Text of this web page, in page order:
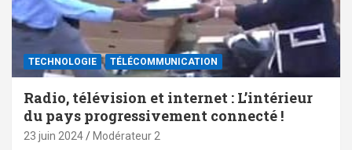
TECHNOLOGIE TÉLÉCOMMUNICATION
Radio, télévision et internet : L’intérieur
du pays progressivement connecté !
23 juin 2024 Modérateur 2